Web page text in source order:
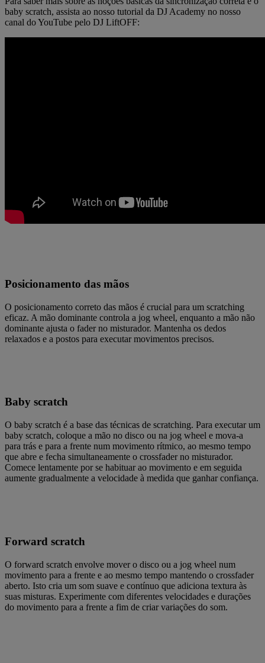
baby scratch, assista ao nosso tutorial da DJ Academy no nosso
canal do YouTube pelo DJ LiftOFF:
Posicionamento das mãos
O posicionamento correto das mãos é crucial para um scratching
eficaz. A mão dominante controla a jog wheel, enquanto a mão não
dominante ajusta o fader no misturador. Mantenha os dedos
relaxados e a postos para executar movimentos precisos.
Baby scratch
O baby scratch é a base das técnicas de scratching. Para executar um
baby scratch, coloque a mão no disco ou na jog wheel e mova-a
para trás e para a frente num movimento rítmico, ao mesmo tempo
que abre e fecha simultaneamente o crossfader no misturador.
Comece lentamente por se habituar ao movimento e em seguida
aumente gradualmente a velocidade à medida que ganhar confiança.
Forward scratch
O forward scratch envolve mover o disco ou a jog wheel num
movimento para a frente e ao mesmo tempo mantendo o crossfader
aberto. Isto cria um som suave e contínuo que adiciona textura às
suas misturas. Experimente com diferentes velocidades e durações
do movimento para a frente a fim de criar variações do som.